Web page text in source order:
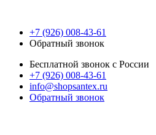
+7 (926) 008-43-61
Обратный звонок
Бесплатной звонок с России
+7 (926) 008-43-61
info@shopsantex.ru
Обратный звонок